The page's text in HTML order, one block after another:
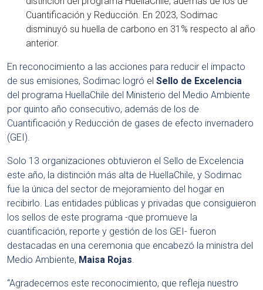
Cuantificación y Reducción. En 2023, Sodimac
disminuyó su huella de carbono en 31% respecto al año
anterior.
En reconocimiento a las acciones para reducir el impacto
de sus emisiones, Sodimac logró el Sello de Excelencia
del programa HuellaChile del Ministerio del Medio Ambiente
por quinto año consecutivo, además de los de
Cuantificación y Reducción de gases de efecto invernadero
(GEI).
Solo 13 organizaciones obtuvieron el Sello de Excelencia
este año, la distinción más alta de HuellaChile, y Sodimac
fue la única del sector de mejoramiento del hogar en
recibirlo. Las entidades públicas y privadas que consiguieron
los sellos de este programa -que promueve la
cuantificación, reporte y gestión de los GEI- fueron
destacadas en una ceremonia que encabezó la ministra del
Medio Ambiente, Maisa Rojas.
“Agradecemos este reconocimiento, que refleja nuestro